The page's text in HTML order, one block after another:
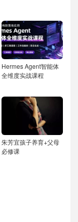
Hermes Agent智能体
全维度实战课程
朱芳宜孩子养育+父母
必修课